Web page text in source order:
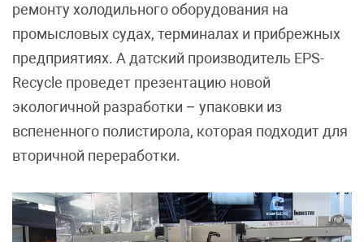
ремонту холодильного оборудования на
промысловых судах, терминалах и прибрежных
предприятиях. А датский производитель EPS-
Recycle проведет презентацию новой
экологичной разработки – упаковки из
вспененного полистирола, которая подходит для
вторичной переработки.